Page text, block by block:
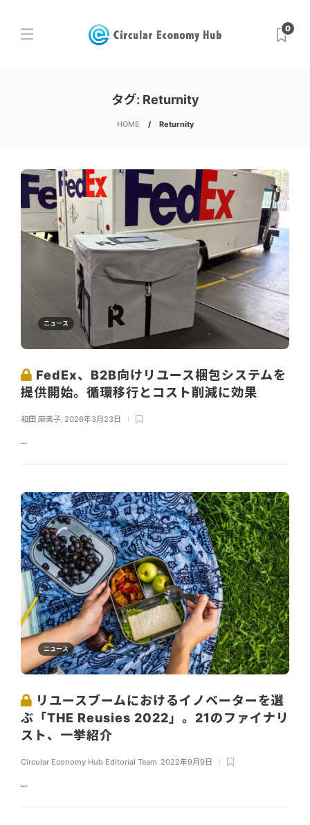
0
タグ: Returnity
HOME Returnity
ニュース
FedEx、B2B向けリユース梱包システムを
提供開始。循環移行とコスト削減に効果
和田 麻美子 2026年3月23日
...
ニュース
リユースブームにおけるイノベーターを選
ぶ「THE Reusies 2022」。21のファイナリ
スト、一挙紹介
Circular Economy Hub Editorial Team 2022年9月9日
...